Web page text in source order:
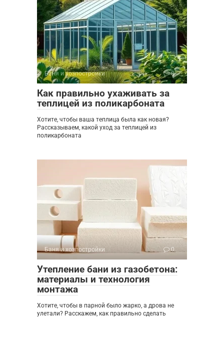
Баня и хозпостройки 0
Как правильно ухаживать за
теплицей из поликарбоната
Хотите, чтобы ваша теплица была как новая?
Рассказываем, какой уход за теплицей из
поликарбоната
Баня и хозпостройки 0
Утепление бани из газобетона:
материалы и технология
монтажа
Хотите, чтобы в парной было жарко, а дрова не
улетали? Расскажем, как правильно сделать